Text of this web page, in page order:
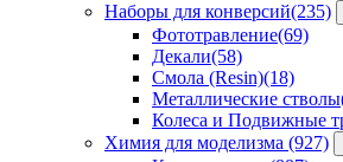
Наборы для конверсий(235)
Фототравление(69)
Декали(58)
Смола (Resin)(18)
Металлические стволы
Колеса и Подвижные
Химия для моделизма (927)